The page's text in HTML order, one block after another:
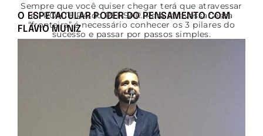
O ESPETACULAR PODER DO PENSAMENTO COM
FLÁVIO MUNIZ
Sempre que você quiser chegar terá que atravessar
a FRONTEIRA do PENSAR. Para atravessar essa
“fronteira” é necessário conhecer os 3 pilares do
sucesso e passar por passos simples.